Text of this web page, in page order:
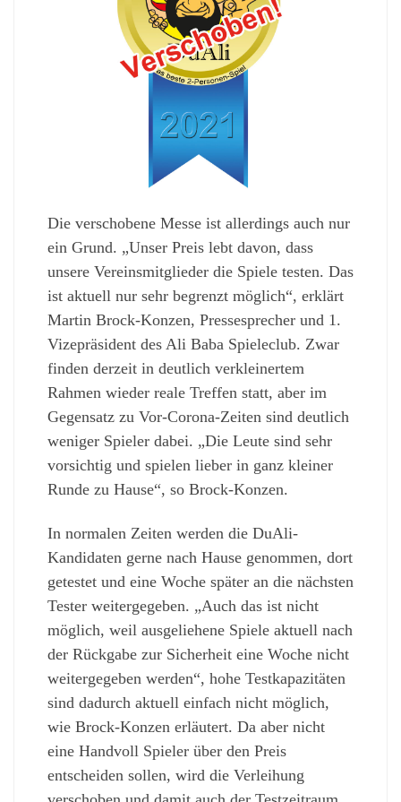
Die verschobene Messe ist allerdings auch nur
ein Grund. „Unser Preis lebt davon, dass
unsere Vereinsmitglieder die Spiele testen. Das
ist aktuell nur sehr begrenzt möglich“, erklärt
Martin Brock-Konzen, Pressesprecher und 1.
Vizepräsident des Ali Baba Spieleclub. Zwar
finden derzeit in deutlich verkleinertem
Rahmen wieder reale Treffen statt, aber im
Gegensatz zu Vor-Corona-Zeiten sind deutlich
weniger Spieler dabei. „Die Leute sind sehr
vorsichtig und spielen lieber in ganz kleiner
Runde zu Hause“, so Brock-Konzen.
In normalen Zeiten werden die DuAli-
Kandidaten gerne nach Hause genommen, dort
getestet und eine Woche später an die nächsten
Tester weitergegeben. „Auch das ist nicht
möglich, weil ausgeliehene Spiele aktuell nach
der Rückgabe zur Sicherheit eine Woche nicht
weitergegeben werden“, hohe Testkapazitäten
sind dadurch aktuell einfach nicht möglich,
wie Brock-Konzen erläutert. Da aber nicht
eine Handvoll Spieler über den Preis
entscheiden sollen, wird die Verleihung